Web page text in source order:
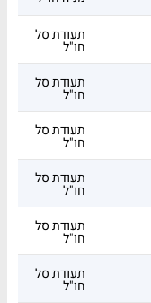
תעודת סל
חו"ל
תעודת סל
חו"ל
תעודת סל
חו"ל
תעודת סל
חו"ל
תעודת סל
חו"ל
תעודת סל
חו"ל